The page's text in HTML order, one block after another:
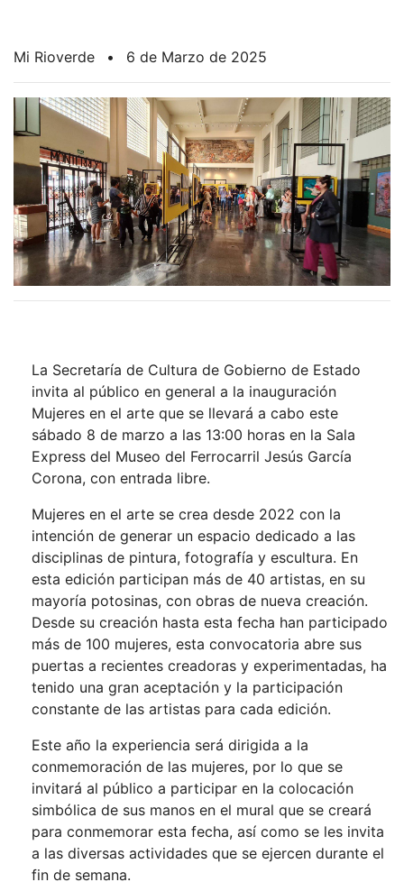
Mi Rioverde • 6 de Marzo de 2025
La Secretaría de Cultura de Gobierno de Estado
invita al público en general a la inauguración
Mujeres en el arte que se llevará a cabo este
sábado 8 de marzo a las 13:00 horas en la Sala
Express del Museo del Ferrocarril Jesús García
Corona, con entrada libre.
Mujeres en el arte se crea desde 2022 con la
intención de generar un espacio dedicado a las
disciplinas de pintura, fotografía y escultura. En
esta edición participan más de 40 artistas, en su
mayoría potosinas, con obras de nueva creación.
Desde su creación hasta esta fecha han participado
más de 100 mujeres, esta convocatoria abre sus
puertas a recientes creadoras y experimentadas, ha
tenido una gran aceptación y la participación
constante de las artistas para cada edición.
Este año la experiencia será dirigida a la
conmemoración de las mujeres, por lo que se
invitará al público a participar en la colocación
simbólica de sus manos en el mural que se creará
para conmemorar esta fecha, así como se les invita
a las diversas actividades que se ejercen durante el
fin de semana.